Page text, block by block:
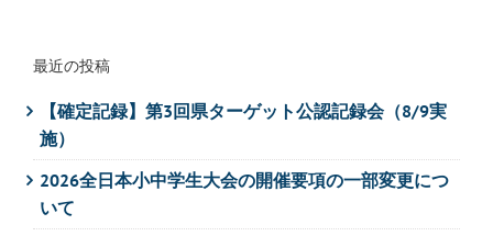
最近の投稿
【確定記録】第3回県ターゲット公認記録会（8/9実
施）
2026全日本小中学生大会の開催要項の一部変更につ
いて